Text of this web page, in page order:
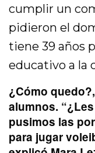
cumplir un
pidieron el
tiene 39 años
educativo a la
¿Cómo
alumnos.
pusimos las
para jugar